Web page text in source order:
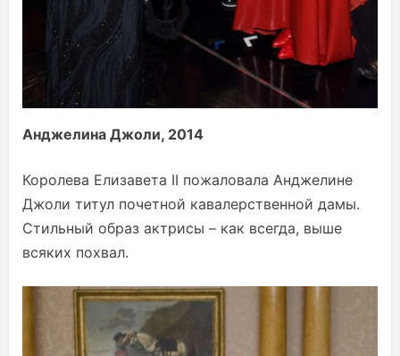
Анджелина Джоли, 2014
Королева Елизавета II пожаловала Анджелине
Джоли титул почетной кавалерственной дамы.
Стильный образ актрисы – как всегда, выше
всяких похвал.